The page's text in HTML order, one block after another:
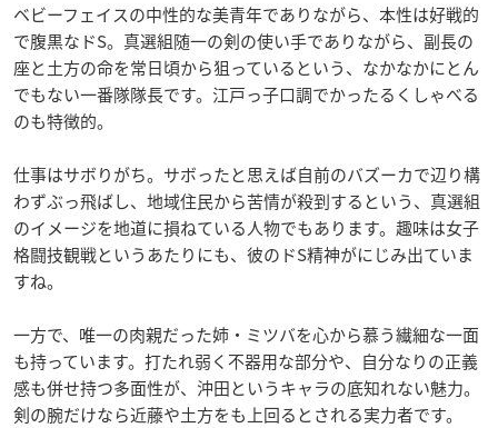
ベビーフェイスの中性的な美青年でありながら、本性は好戦的
で腹黒なドS。真選組随一の剣の使い手でありながら、副長の
座と土方の命を常日頃から狙っているという、なかなかにとん
でもない一番隊隊長です。江戸っ子口調でかったるくしゃべる
のも特徴的。
仕事はサボりがち。サボったと思えば自前のバズーカで辺り構
わずぶっ飛ばし、地域住民から苦情が殺到するという、真選組
のイメージを地道に損ねている人物でもあります。趣味は女子
格闘技観戦というあたりにも、彼のドS精神がにじみ出ていま
すね。
一方で、唯一の肉親だった姉・ミツバを心から慕う繊細な一面
も持っています。打たれ弱く不器用な部分や、自分なりの正義
感も併せ持つ多面性が、沖田というキャラの底知れない魅力。
剣の腕だけなら近藤や土方をも上回るとされる実力者です。